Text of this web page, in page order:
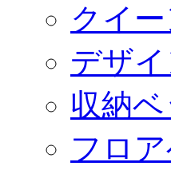
クイ
デザ
収納ベ
フロ